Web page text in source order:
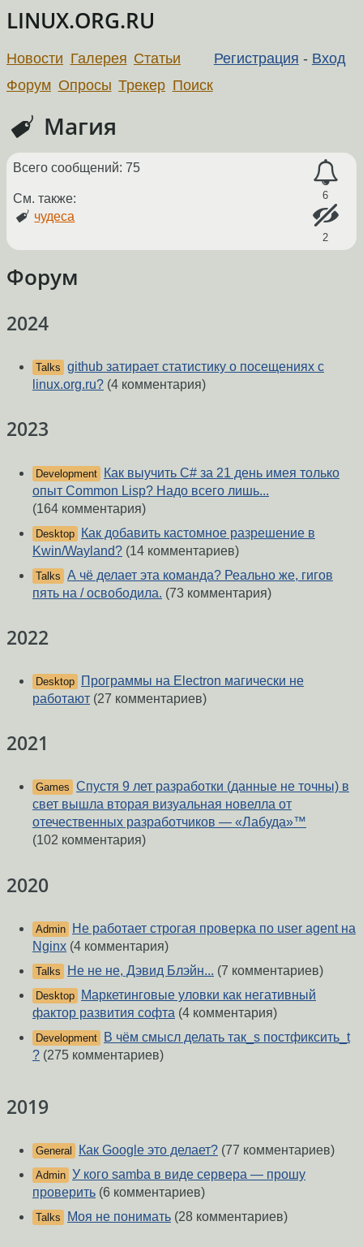
LINUX.ORG.RU
Регистрация - Вход
Новости Галерея Статьи
Форум Опросы Трекер Поиск
Магия
6
2
Всего сообщений: 75
См. также:
чудеса
Форум
2024
Talks github затирает статистику о посещениях с
linux.org.ru? (4 комментария)
2023
Development
Как выучить C# за 21 день имея только
опыт Common Lisp? Надо всего лишь...
(164 комментария)
Desktop
Как добавить кастомное разрешение в
Kwin/Wayland? (14 комментариев)
Talks А чё делает эта команда? Реально же, гигов
пять на / освободила. (73 комментария)
2022
Desktop
Программы на Electron магически не
работают (27 комментариев)
2021
Games Спустя 9 лет разработки (данные не точны) в
свет вышла вторая визуальная новелла от
отечественных разработчиков — «Лабуда»™
(102 комментария)
2020
Admin
Не работает строгая проверка по user agent на
Nginx (4 комментария)
Talks Не не не, Дэвид Блэйн... (7 комментариев)
Desktop
Маркетинговые уловки как негативный
фактор развития софта (4 комментария)
Development
В чём смысл делать так_s постфиксить_t
? (275 комментариев)
2019
General Как Google это делает? (77 комментариев)
Admin У кого samba в виде сервера — прошу
проверить (6 комментариев)
Talks Моя не понимать (28 комментариев)